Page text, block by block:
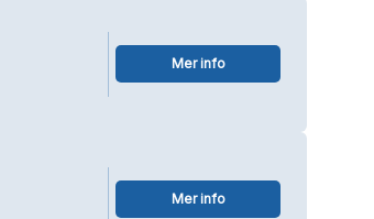
Mer info
Mer info